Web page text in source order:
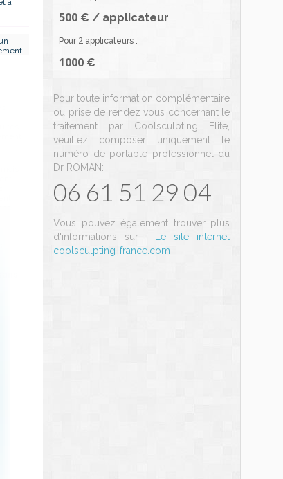
à
500 € / applicateur
Pour 2 applicateurs :
1000 €
Pour toute information complémentaire
ou prise de rendez vous concernant le
traitement par Coolsculpting Elite,
veuillez composer uniquement le
numéro de portable professionnel du
Dr ROMAN:
06 61 51 29 04
Vous pouvez également trouver plus
d'informations sur :
Le site internet
coolsculpting-france.com